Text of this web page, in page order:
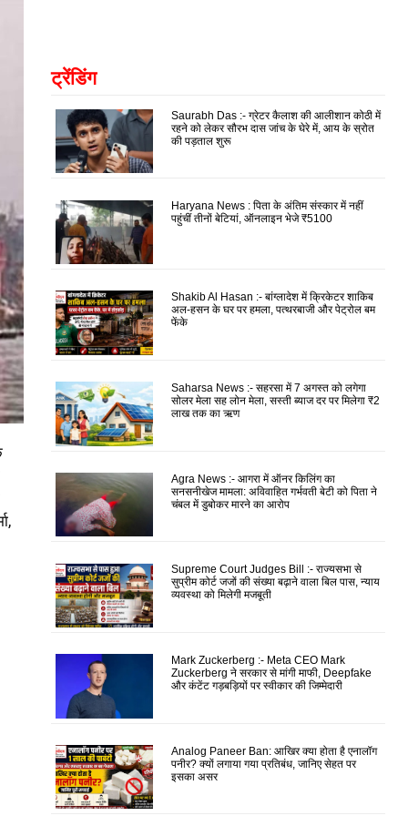
ट्रेंडिंग
Saurabh Das :- ग्रेटर कैलाश की आलीशान कोठी में
रहने को लेकर सौरभ दास जांच के घेरे में, आय के स्रोत
की पड़ताल शुरू
Haryana News : पिता के अंतिम संस्कार में नहीं
पहुंचीं तीनों बेटियां, ऑनलाइन भेजे ₹5100
Shakib Al Hasan :- बांग्लादेश में क्रिकेटर शाकिब
अल-हसन के घर पर हमला, पत्थरबाजी और पेट्रोल बम
फेंके
Saharsa News :- सहरसा में 7 अगस्त को लगेगा
सोलर मेला सह लोन मेला, सस्ती ब्याज दर पर मिलेगा ₹2
लाख तक का ऋण
Agra News :- आगरा में ऑनर किलिंग का
सनसनीखेज मामला: अविवाहित गर्भवती बेटी को पिता ने
चंबल में डुबोकर मारने का आरोप
Supreme Court Judges Bill :- राज्यसभा से
सुप्रीम कोर्ट जजों की संख्या बढ़ाने वाला बिल पास, न्याय
व्यवस्था को मिलेगी मजबूती
Mark Zuckerberg :- Meta CEO Mark
Zuckerberg ने सरकार से मांगी माफी, Deepfake
और कंटेंट गड़बड़ियों पर स्वीकार की जिम्मेदारी
Analog Paneer Ban: आखिर क्या होता है एनालॉग
पनीर? क्यों लगाया गया प्रतिबंध, जानिए सेहत पर
इसका असर